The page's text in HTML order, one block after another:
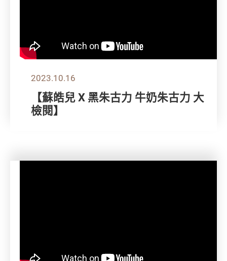
2023.10.16
【蘇皓兒 X 黑朱古力 牛奶朱古力 大
檢閱】